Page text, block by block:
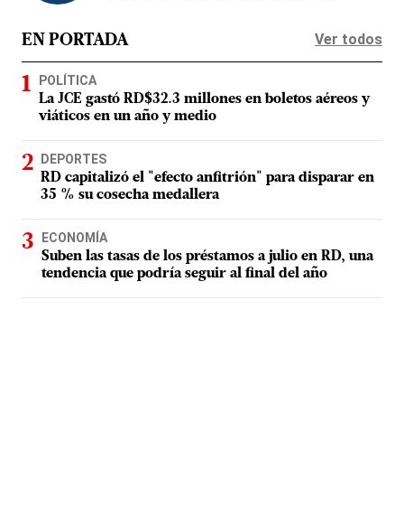
EN PORTADA Ver todos
POLÍTICA
La JCE gastó RD$32.3 millones en boletos aéreos y
viáticos en un año y medio
DEPORTES
RD capitalizó el "efecto anfitrión" para disparar en
35 % su cosecha medallera
ECONOMÍA
Suben las tasas de los préstamos a julio en RD, una
tendencia que podría seguir al final del año